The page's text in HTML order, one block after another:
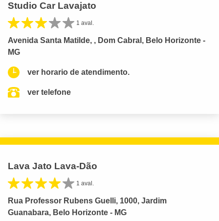
Studio Car Lavajato
1 aval.
Avenida Santa Matilde, , Dom Cabral, Belo Horizonte -
MG
ver horario de atendimento.
ver telefone
Lava Jato Lava-Dão
1 aval.
Rua Professor Rubens Guelli, 1000, Jardim
Guanabara, Belo Horizonte - MG